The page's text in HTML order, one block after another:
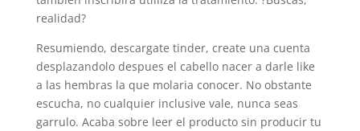
realidad?
Resumiendo, descargate tinder, create una cuenta
desplazandolo despues el cabello nacer a darle like
a las hembras la que molaria conocer. No obstante
escucha, no cualquier inclusive vale, nunca seas
garrulo. Acaba sobre leer el producto sin producir tu